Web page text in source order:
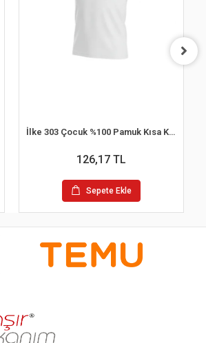
İlke 303 Çocuk %100 Pamuk Kısa Kol O-Yaka Atlet (9-10 Yaş)
126,17 TL
Sepete Ekle